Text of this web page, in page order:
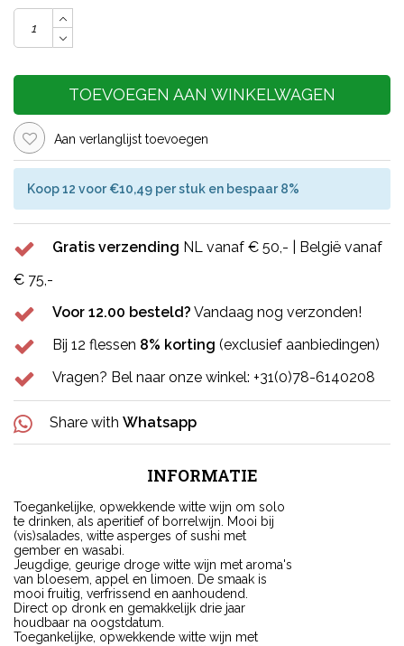
TOEVOEGEN AAN WINKELWAGEN
Aan verlanglijst toevoegen
Koop 12 voor €10,49 per stuk en bespaar 8%
Gratis verzending NL vanaf € 50,- | België vanaf
€ 75,-
Voor 12.00 besteld? Vandaag nog verzonden!
Bij 12 flessen 8% korting (exclusief aanbiedingen)
Vragen? Bel naar onze winkel: +31(0)78-6140208
Share with Whatsapp
INFORMATIE
Toegankelijke, opwekkende witte wijn om solo
te drinken, als aperitief of borrelwijn. Mooi bij
(vis)salades, witte asperges of sushi met
gember en wasabi.
Jeugdige, geurige droge witte wijn met aroma's
van bloesem, appel en limoen. De smaak is
mooi fruitig, verfrissend en aanhoudend.
Direct op dronk en gemakkelijk drie jaar
houdbaar na oogstdatum.
Toegankelijke, opwekkende witte wijn met